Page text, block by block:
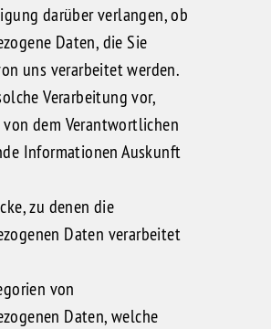
darüber verlangen, ob
Daten, die Sie
uns verarbeitet werden.
Verarbeitung vor,
von dem Verantwortlichen
Informationen Auskunft
zu denen die
Daten verarbeitet
von
Daten, welche